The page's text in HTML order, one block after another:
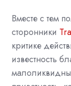
Вместе с тем
сторонники
критике
известность